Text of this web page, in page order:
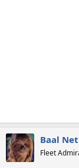
Baal
Fleet